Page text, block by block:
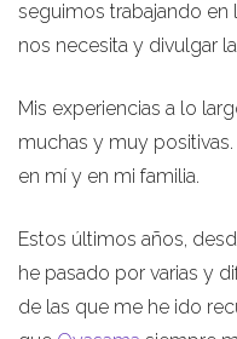
seguimos trabajando en
nos necesita y divulgar
Mis experiencias a lo
muchas y muy
en mí y en mi familia.
Estos últimos años,
he pasado por varias y
de las que me he ido